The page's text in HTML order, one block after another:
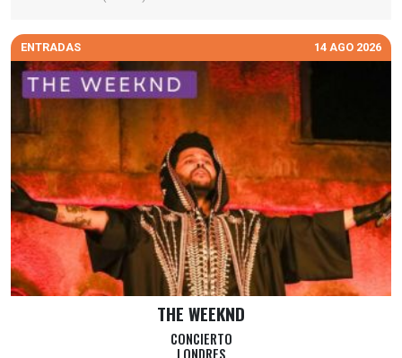
ENTRADAS 14 AGO 2026
THE WEEKND
CONCIERTO
LONDRES